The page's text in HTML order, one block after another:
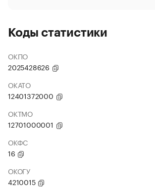
Коды статистики
ОКПО
2025428626
ОКАТО
12401372000
ОКТМО
12701000001
ОКФС
16
ОКОГУ
4210015